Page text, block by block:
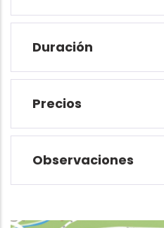
Duración
Precios
Observaciones